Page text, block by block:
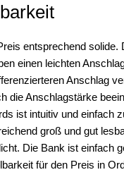
entsprechend
einen leichten
Anschlag
die Anschlagstärke
ist intuitiv und einfach
groß und gut
Die Bank ist einfach
für den Preis in